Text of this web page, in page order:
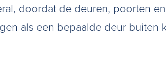
doordat de deuren, poorten
als een bepaalde deur buiten